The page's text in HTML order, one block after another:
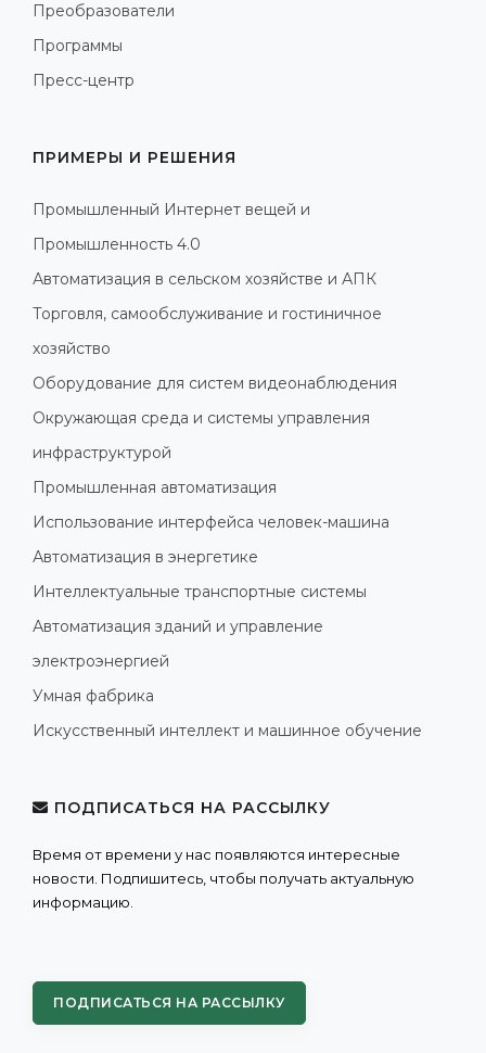
Преобразователи
Программы
Пресс-центр
ПРИМЕРЫ И РЕШЕНИЯ
Промышленный Интернет вещей и
Промышленность 4.0
Автоматизация в сельском хозяйстве и АПК
Торговля, самообслуживание и гостиничное
хозяйство
Оборудование для систем видеонаблюдения
Окружающая среда и системы управления
инфраструктурой
Промышленная автоматизация
Использование интерфейса человек-машина
Автоматизация в энергетике
Интеллектуальные транспортные системы
Автоматизация зданий и управление
электроэнергией
Умная фабрика
Искусственный интеллект и машинное обучение
ПОДПИСАТЬСЯ НА РАССЫЛКУ
Время от времени у нас появляются интересные
новости. Подпишитесь, чтобы получать актуальную
информацию.
ПОДПИСАТЬСЯ НА РАССЫЛКУ